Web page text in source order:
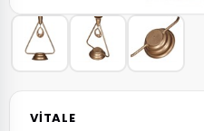
VITALE